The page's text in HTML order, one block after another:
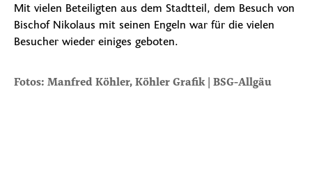
Mit vielen Beteiligten aus dem Stadtteil, dem Besuch von
Bischof Nikolaus mit seinen Engeln war für die vielen
Besucher wieder einiges geboten.
Fotos: Manfred Köhler, Köhler Grafik | BSG-Allgäu